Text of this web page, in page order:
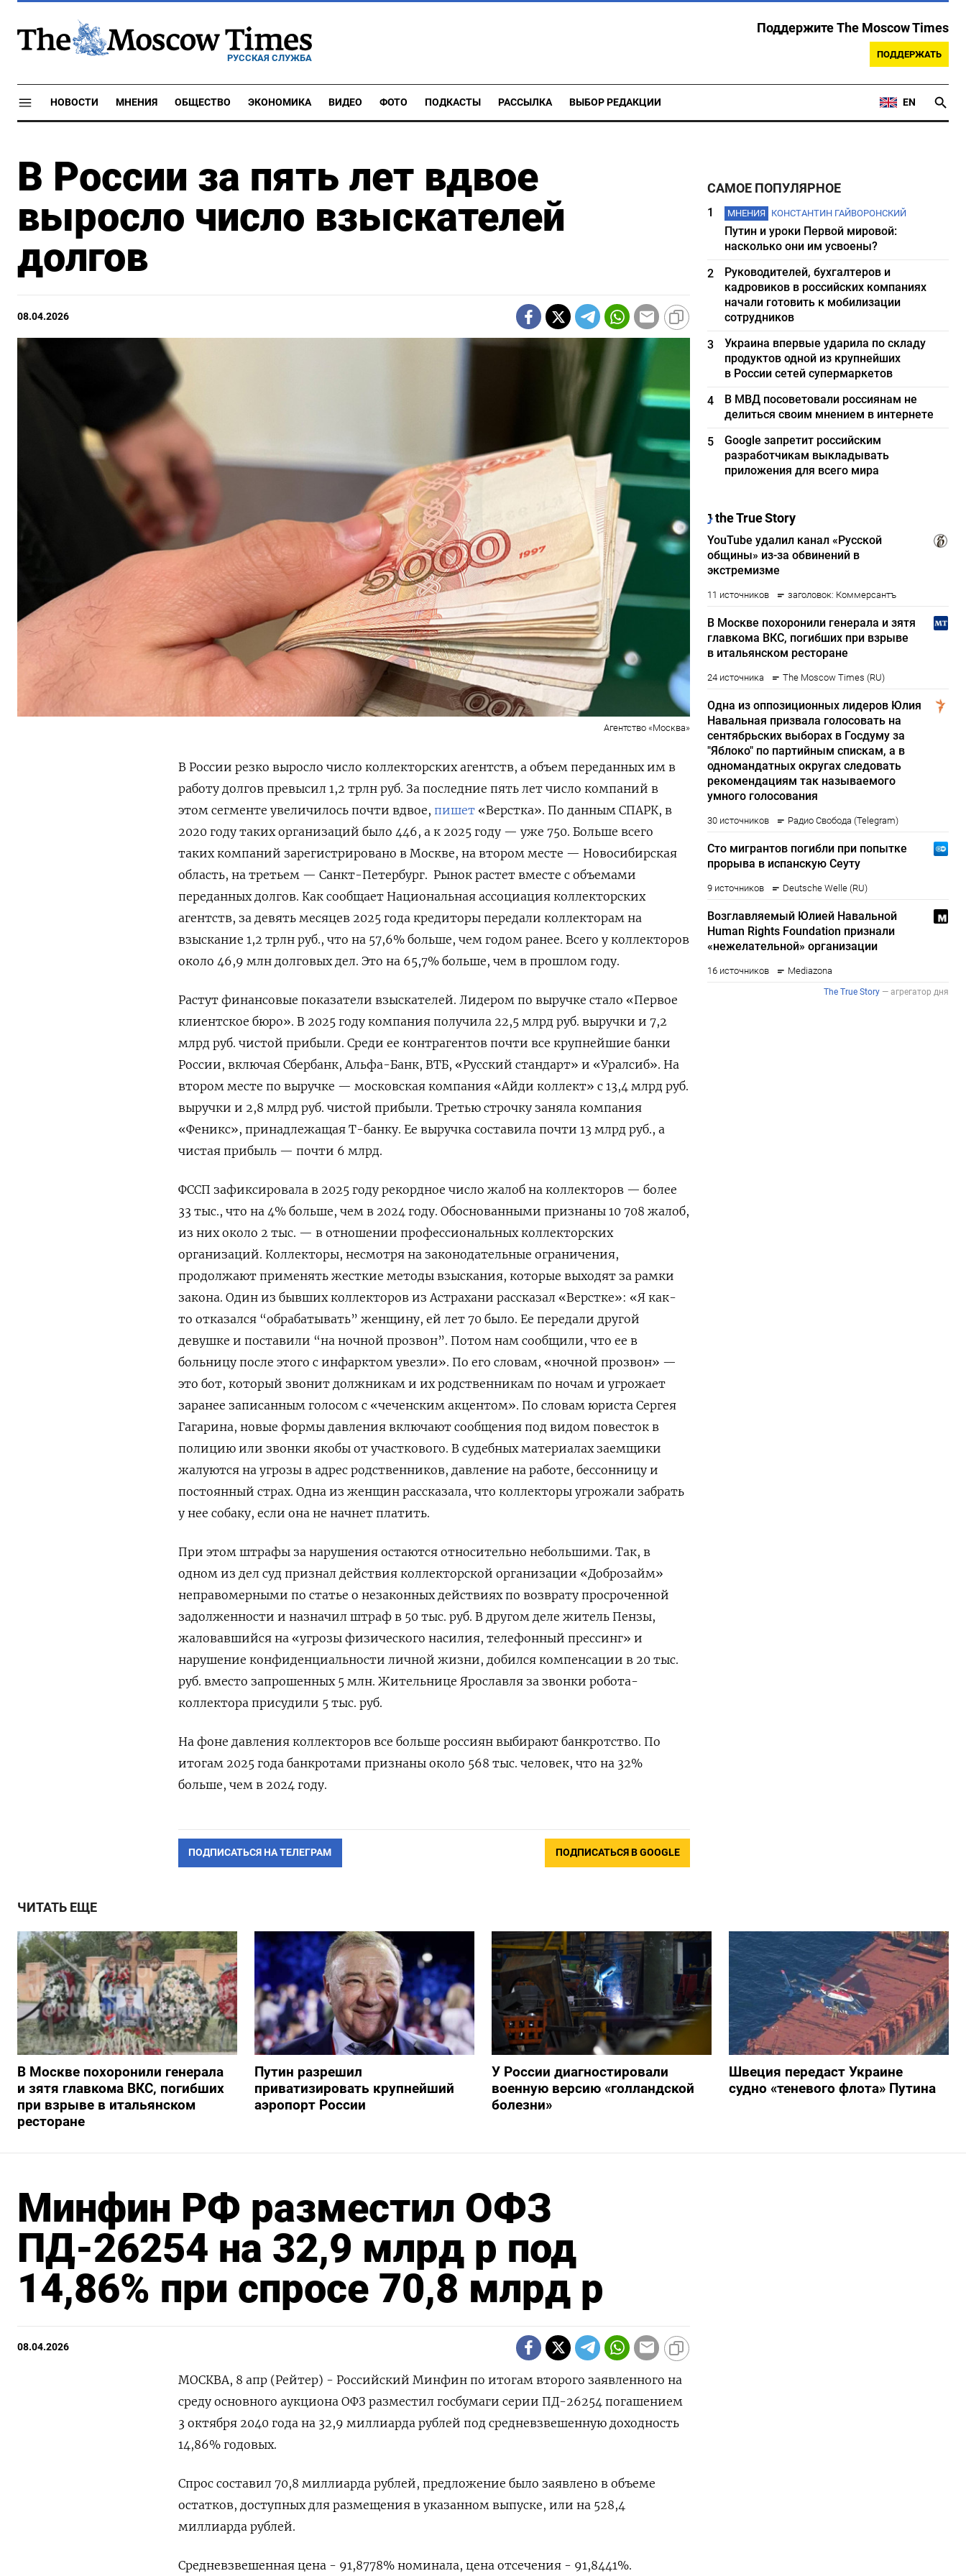
РУССКАЯ СЛУЖБА
Поддержите The Moscow Times
ПОДДЕРЖАТЬ
НОВОСТИ МНЕНИЯ ОБЩЕСТВО ЭКОНОМИКА ВИДЕО ФОТО ПОДКАСТЫ РАССЫЛКА ВЫБОР РЕДАКЦИИ EN
В России за пять лет вдвое
выросло число взыскателей
долгов
08.04.2026
Агентство «Москва»
В России резко выросло число коллекторских агентств, а объем переданных им в
работу долгов превысил 1,2 трлн руб. За последние пять лет число компаний в
этом сегменте увеличилось почти вдвое, пишет «Верстка». По данным СПАРК, в
2020 году таких организаций было 446, а к 2025 году — уже 750. Больше всего
таких компаний зарегистрировано в Москве, на втором месте — Новосибирская
область, на третьем — Санкт-Петербург. Рынок растет вместе с объемами
переданных долгов. Как сообщает Национальная ассоциация коллекторских
агентств, за девять месяцев 2025 года кредиторы передали коллекторам на
взыскание 1,2 трлн руб., что на 57,6% больше, чем годом ранее. Всего у коллекторов
около 46,9 млн долговых дел. Это на 65,7% больше, чем в прошлом году.
Растут финансовые показатели взыскателей. Лидером по выручке стало «Первое
клиентское бюро». В 2025 году компания получила 22,5 млрд руб. выручки и 7,2
млрд руб. чистой прибыли. Среди ее контрагентов почти все крупнейшие банки
России, включая Сбербанк, Альфа-Банк, ВТБ, «Русский стандарт» и «Уралсиб». На
втором месте по выручке — московская компания «Айди коллект» с 13,4 млрд руб.
выручки и 2,8 млрд руб. чистой прибыли. Третью строчку заняла компания
«Феникс», принадлежащая Т-банку. Ее выручка составила почти 13 млрд руб., а
чистая прибыль — почти 6 млрд.
ФССП зафиксировала в 2025 году рекордное число жалоб на коллекторов — более
33 тыс., что на 4% больше, чем в 2024 году. Обоснованными признаны 10 708 жалоб,
из них около 2 тыс. — в отношении профессиональных коллекторских
организаций. Коллекторы, несмотря на законодательные ограничения,
продолжают применять жесткие методы взыскания, которые выходят за рамки
закона. Один из бывших коллекторов из Астрахани рассказал «Верстке»: «Я как-
то отказался “обрабатывать” женщину, ей лет 70 было. Ее передали другой
девушке и поставили “на ночной прозвон”. Потом нам сообщили, что ее в
больницу после этого с инфарктом увезли». По его словам, «ночной прозвон» —
это бот, который звонит должникам и их родственникам по ночам и угрожает
заранее записанным голосом с «чеченским акцентом». По словам юриста Сергея
Гагарина, новые формы давления включают сообщения под видом повесток в
полицию или звонки якобы от участкового. В судебных материалах заемщики
жалуются на угрозы в адрес родственников, давление на работе, бессонницу и
постоянный страх. Одна из женщин рассказала, что коллекторы угрожали забрать
у нее собаку, если она не начнет платить.
При этом штрафы за нарушения остаются относительно небольшими. Так, в
одном из дел суд признал действия коллекторской организации «Доброзайм»
неправомерными по статье о незаконных действиях по возврату просроченной
задолженности и назначил штраф в 50 тыс. руб. В другом деле житель Пензы,
жаловавшийся на «угрозы физического насилия, телефонный прессинг» и
нарушение конфиденциальности личной жизни, добился компенсации в 20 тыс.
руб. вместо запрошенных 5 млн. Жительнице Ярославля за звонки робота-
коллектора присудили 5 тыс. руб.
На фоне давления коллекторов все больше россиян выбирают банкротство. По
итогам 2025 года банкротами признаны около 568 тыс. человек, что на 32%
больше, чем в 2024 году.
ПОДПИСАТЬСЯ НА ТЕЛЕГРАМ ПОДПИСАТЬСЯ В GOOGLE
САМОЕ ПОПУЛЯРНОЕ
1 МНЕНИЯ КОНСТАНТИН ГАЙВОРОНСКИЙ
Путин и уроки Первой мировой:
насколько они им усвоены?
2
Руководителей, бухгалтеров и
кадровиков в российских компаниях
начали готовить к мобилизации
сотрудников
3
Украина впервые ударила по складу
продуктов одной из крупнейших
в России сетей супермаркетов
4
В МВД посоветовали россиянам не
делиться своим мнением в интернете
5
Google запретит российским
разработчикам выкладывать
приложения для всего мира
ЧИТАТЬ ЕЩЕ
В Москве похоронили генерала
и зятя главкома ВКС, погибших
при взрыве в итальянском
ресторане
Путин разрешил
приватизировать крупнейший
аэропорт России
У России диагностировали
военную версию «голландской
болезни»
Швеция передаст Украине
судно «теневого флота» Путина
Минфин РФ разместил ОФЗ
ПД-26254 на 32,9 млрд р под
14,86% при спросе 70,8 млрд р
08.04.2026
МОСКВА, 8 апр (Рейтер) - Российский Минфин по итогам второго заявленного на
‌среду основного аукциона ОФЗ разместил госбумаги серии ПД-26254 погашением
3 октября ​2040 ​года ​на 32,9 миллиарда рублей ⁠под средневзвешенную ‌доходность
14,86% ‌годовых.
Спрос составил 70,8 миллиарда рублей, предложение ​было заявлено в объеме
‌остатков, доступных для размещения ​в указанном выпуске, или на ‌528,4
миллиарда рублей.
Средневзвешенная цена - 91,8778% номинала, цена отсечения - 91,8441%.